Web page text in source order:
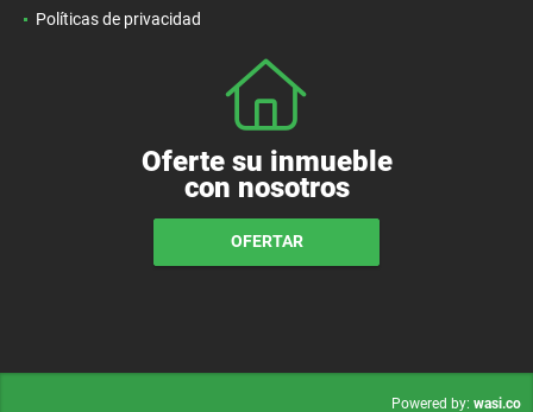
Políticas de privacidad
Oferte su inmueble
con nosotros
OFERTAR
Powered by: wasi.co